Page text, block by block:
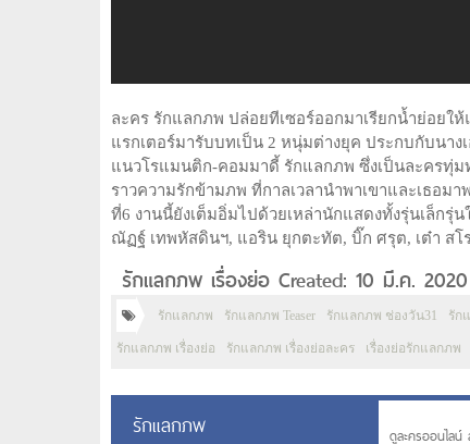
ละคร รักแลกภพ ปล่อยทีเซอร์ออกมาเรียกน้ำย่อยใ
แรกเตอร์มารับบทเป็น 2 หนุ่มต่างยุค ประกบกับนา
แนวโรแมนติก-คอมมาดี้ รักแลกภพ ซึ่งเป็นละครทุ่ม
ราวความรักข้ามภพ ที่กาลเวลานำพาเขาและเธอ
ที่6 งานนี้ยังเต็มอิ่มไปด้วยเหล่านักแสดงทั้งรุ่นเล็ก
ณัฏฐ์ เทพหัสดินฯ, แอริน ยุกตะทัต, บิ๊ก ศรุต, เต๋า สโ
รักแลกภพ เรื่องย่อ Created: 10 มี.ค. 2020
รักแลกภพ รักแลกภพ Teaser รักแลกภพ ช่องวัน31 รัก
รักแลกภพ เรื่องย่อ รักแลกภพ เรื่องย่อละคร เรื่องย่อรักแลกภพ
รักแลกภพ ดูละครออนไลน์